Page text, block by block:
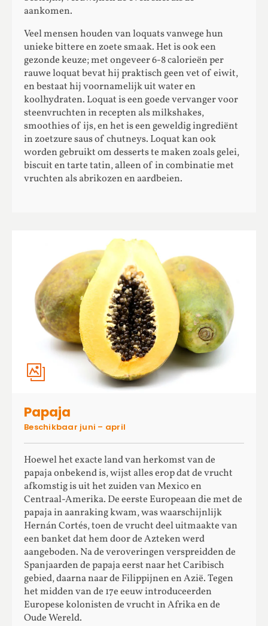
aankomen.
Veel mensen houden van loquats vanwege hun
unieke bittere en zoete smaak. Het is ook een
gezonde keuze; met ongeveer 6-8 calorieën per
rauwe loquat bevat hij praktisch geen vet of eiwit,
en bestaat hij voornamelijk uit water en
koolhydraten. Loquat is een goede vervanger voor
steenvruchten in recepten als milkshakes,
smoothies of ijs, en het is een geweldig ingrediënt
in zoetzure saus of chutneys. Loquat kan ook
worden gebruikt om desserts te maken zoals gelei,
biscuit en tarte tatin, alleen of in combinatie met
vruchten als abrikozen en aardbeien.
Papaja
Beschikbaar juni – april
Hoewel het exacte land van herkomst van de
papaja onbekend is, wijst alles erop dat de vrucht
afkomstig is uit het zuiden van Mexico en
Centraal-Amerika. De eerste Europeaan die met de
papaja in aanraking kwam, was waarschijnlijk
Hernán Cortés, toen de vrucht deel uitmaakte van
een banket dat hem door de Azteken werd
aangeboden. Na de veroveringen verspreidden de
Spanjaarden de papaja eerst naar het Caribisch
gebied, daarna naar de Filippijnen en Azië. Tegen
het midden van de 17e eeuw introduceerden
Europese kolonisten de vrucht in Afrika en de
Oude Wereld.